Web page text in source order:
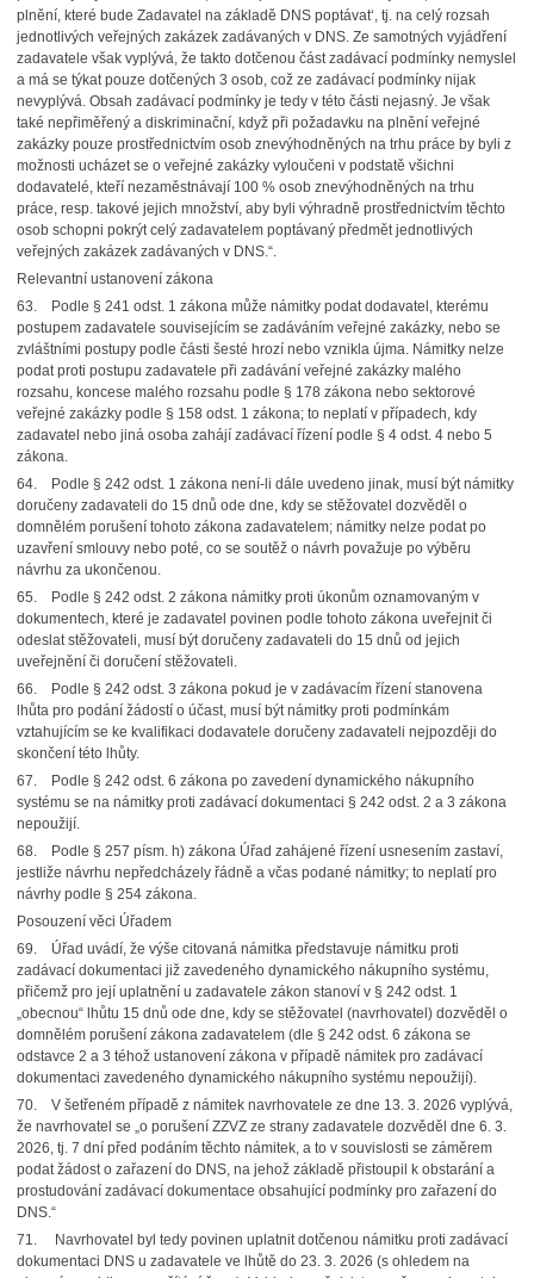
plnění, které bude Zadavatel na základě DNS poptávat‘, tj. na celý rozsah
jednotlivých veřejných zakázek zadávaných v DNS. Ze samotných vyjádření
zadavatele však vyplývá, že takto dotčenou část zadávací podmínky nemyslel
a má se týkat pouze dotčených 3 osob, což ze zadávací podmínky nijak
nevyplývá. Obsah zadávací podmínky je tedy v této části nejasný. Je však
také nepřiměřený a diskriminační, když při požadavku na plnění veřejné
zakázky pouze prostřednictvím osob znevýhodněných na trhu práce by byli z
možnosti ucházet se o veřejné zakázky vyloučeni v podstatě všichni
dodavatelé, kteří nezaměstnávají 100 % osob znevýhodněných na trhu
práce, resp. takové jejich množství, aby byli výhradně prostřednictvím těchto
osob schopni pokrýt celý zadavatelem poptávaný předmět jednotlivých
veřejných zakázek zadávaných v DNS.“.
Relevantní ustanovení zákona
63. Podle § 241 odst. 1 zákona může námitky podat dodavatel, kterému
postupem zadavatele souvisejícím se zadáváním veřejné zakázky, nebo se
zvláštními postupy podle části šesté hrozí nebo vznikla újma. Námitky nelze
podat proti postupu zadavatele při zadávání veřejné zakázky malého
rozsahu, koncese malého rozsahu podle § 178 zákona nebo sektorové
veřejné zakázky podle § 158 odst. 1 zákona; to neplatí v případech, kdy
zadavatel nebo jiná osoba zahájí zadávací řízení podle § 4 odst. 4 nebo 5
zákona.
64. Podle § 242 odst. 1 zákona není-li dále uvedeno jinak, musí být námitky
doručeny zadavateli do 15 dnů ode dne, kdy se stěžovatel dozvěděl o
domnělém porušení tohoto zákona zadavatelem; námitky nelze podat po
uzavření smlouvy nebo poté, co se soutěž o návrh považuje po výběru
návrhu za ukončenou.
65. Podle § 242 odst. 2 zákona námitky proti úkonům oznamovaným v
dokumentech, které je zadavatel povinen podle tohoto zákona uveřejnit či
odeslat stěžovateli, musí být doručeny zadavateli do 15 dnů od jejich
uveřejnění či doručení stěžovateli.
66. Podle § 242 odst. 3 zákona pokud je v zadávacím řízení stanovena
lhůta pro podání žádostí o účast, musí být námitky proti podmínkám
vztahujícím se ke kvalifikaci dodavatele doručeny zadavateli nejpozději do
skončení této lhůty.
67. Podle § 242 odst. 6 zákona po zavedení dynamického nákupního
systému se na námitky proti zadávací dokumentaci § 242 odst. 2 a 3 zákona
nepoužijí.
68. Podle § 257 písm. h) zákona Úřad zahájené řízení usnesením zastaví,
jestliže návrhu nepředcházely řádně a včas podané námitky; to neplatí pro
návrhy podle § 254 zákona.
Posouzení věci Úřadem
69. Úřad uvádí, že výše citovaná námitka představuje námitku proti
zadávací dokumentaci již zavedeného dynamického nákupního systému,
přičemž pro její uplatnění u zadavatele zákon stanoví v § 242 odst. 1
„obecnou“ lhůtu 15 dnů ode dne, kdy se stěžovatel (navrhovatel) dozvěděl o
domnělém porušení zákona zadavatelem (dle § 242 odst. 6 zákona se
odstavce 2 a 3 téhož ustanovení zákona v případě námitek pro zadávací
dokumentaci zavedeného dynamického nákupního systému nepoužijí).
70. V šetřeném případě z námitek navrhovatele ze dne 13. 3. 2026 vyplývá,
že navrhovatel se „o porušení ZZVZ ze strany zadavatele dozvěděl dne 6. 3.
2026, tj. 7 dní před podáním těchto námitek, a to v souvislosti se záměrem
podat žádost o zařazení do DNS, na jehož základě přistoupil k obstarání a
prostudování zadávací dokumentace obsahující podmínky pro zařazení do
DNS.“
71. Navrhovatel byl tedy povinen uplatnit dotčenou námitku proti zadávací
dokumentaci DNS u zadavatele ve lhůtě do 23. 3. 2026 (s ohledem na